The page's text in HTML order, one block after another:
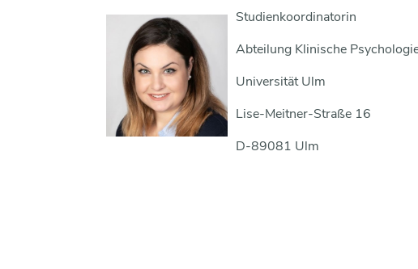
Studienkoordinatorin
Abteilung Klinische
Universität Ulm
Lise-Meitner-Straße 16
D-89081 Ulm